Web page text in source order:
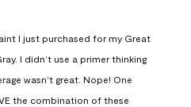
I just purchased for my Great
I didn’t use a primer thinking
wasn’t great. Nope! One
the combination of these